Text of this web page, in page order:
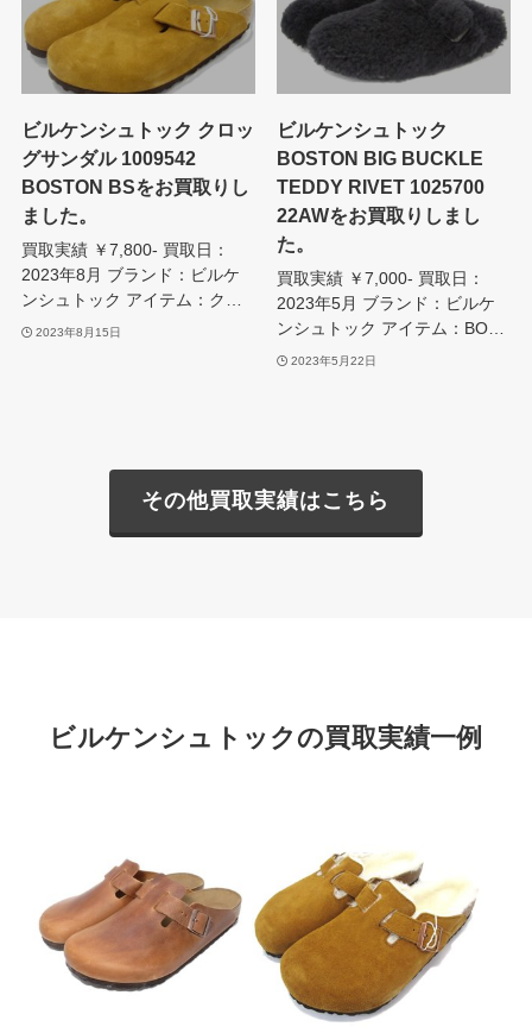
ビルケンシュトック クロッ
グサンダル 1009542
BOSTON BSをお買取りし
ました。
買取実績 ￥7,800- 買取日：
2023年8月 ブランド：ビルケ
ンシュトック アイテム：ク…
2023年8月15日
ビルケンシュトック
BOSTON BIG BUCKLE
TEDDY RIVET 1025700
22AWをお買取りしまし
た。
買取実績 ￥7,000- 買取日：
2023年5月 ブランド：ビルケ
ンシュトック アイテム：BO…
2023年5月22日
その他買取実績はこちら
ビルケンシュトックの買取実績一例